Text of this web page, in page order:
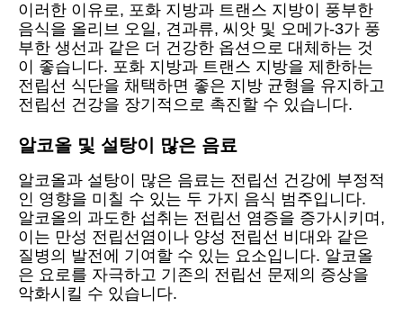
이러한 이유로, 포화 지방과 트랜스 지방이 풍부한
음식을 올리브 오일, 견과류, 씨앗 및 오메가-3가 풍
부한 생선과 같은 더 건강한 옵션으로 대체하는 것
이 좋습니다. 포화 지방과 트랜스 지방을 제한하는
전립선 식단을 채택하면 좋은 지방 균형을 유지하고
전립선 건강을 장기적으로 촉진할 수 있습니다.
알코올 및 설탕이 많은 음료
알코올과 설탕이 많은 음료는 전립선 건강에 부정적
인 영향을 미칠 수 있는 두 가지 음식 범주입니다.
알코올의 과도한 섭취는 전립선 염증을 증가시키며,
이는 만성 전립선염이나 양성 전립선 비대와 같은
질병의 발전에 기여할 수 있는 요소입니다. 알코올
은 요로를 자극하고 기존의 전립선 문제의 증상을
악화시킬 수 있습니다.